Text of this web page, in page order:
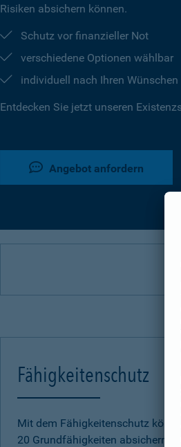
Risiken absichern können.
Schutz vor finanzieller Not
verschiedene Optionen wählbar
individuell nach Ihren Wünschen
Entdecken Sie jetzt unseren
Angebot anfordern
Fähigkeitenschutz
Mit dem Fähigkeitenschutz
20 Grundfähigkeiten absichern